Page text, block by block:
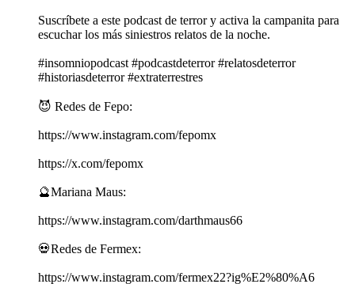
Suscríbete a este podcast de terror y activa la campanita para
escuchar los más siniestros relatos de la noche.
#insomniopodcast #podcastdeterror #relatosdeterror
#historiasdeterror #extraterrestres
😈 Redes de Fepo:
https://www.instagram.com/fepomx
https://x.com/fepomx
🔮Mariana Maus:
https://www.instagram.com/darthmaus66
💀Redes de Fermex:
https://www.instagram.com/fermex22?ig%E2%80%A6